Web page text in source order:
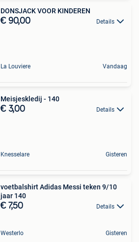
DONSJACK VOOR KINDEREN
€ 90,00 Details
La Louviere Vandaag
Meisjeskledij - 140
€ 3,00 Details
Knesselare Gisteren
voetbalshirt Adidas Messi teken 9/10
jaar 140
€ 7,50 Details
Westerlo Gisteren